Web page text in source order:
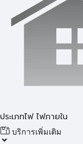
ประเภทไฟ ไฟภายใน
บริการเพิ่มเติม